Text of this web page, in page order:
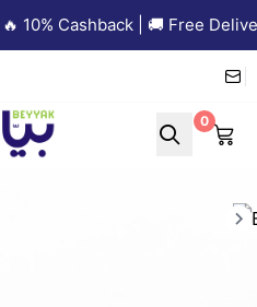
Cashback | 🚚 Free Delivery
0